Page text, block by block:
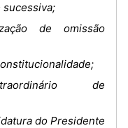
sucessiva;
de omissão
de
do Presidente